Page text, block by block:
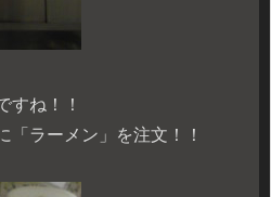
すね！！
「ラーメン」を注文！！